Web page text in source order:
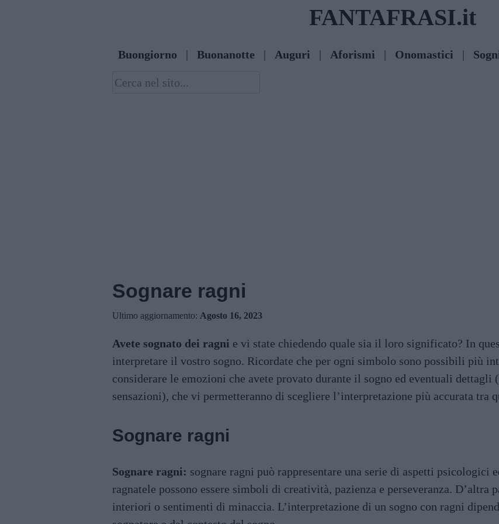
FANTAFRASI.it
Buongiorno | Buonanotte | Auguri | Aforismi | Onomastici |
Sognare ragni
Ultimo aggiornamento: Agosto 16, 2023
Avete sognato dei ragni e vi state chiedendo quale sia il loro significato? In
interpretare il vostro sogno. Ricordate che per ogni simbolo sono possibili più
considerare le emozioni che avete provato durante il sogno ed eventuali dettagli
sensazioni), che vi permetteranno di scegliere l’interpretazione più accurata tra
Sognare ragni
Sognare ragni: sognare ragni può rappresentare una serie di aspetti
ragnatele possono essere simboli di creatività, pazienza e perseveranza. D’altra
interiori o sentimenti di minaccia. L’interpretazione di un sogno con ragni